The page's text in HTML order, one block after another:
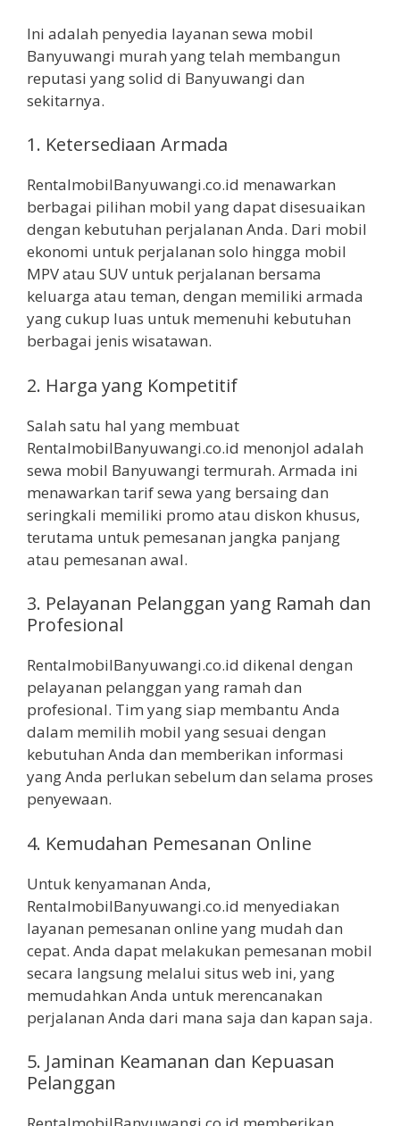
Ini adalah penyedia layanan sewa mobil
Banyuwangi murah yang telah membangun
reputasi yang solid di Banyuwangi dan
sekitarnya.
1. Ketersediaan Armada
RentalmobilBanyuwangi.co.id menawarkan
berbagai pilihan mobil yang dapat disesuaikan
dengan kebutuhan perjalanan Anda. Dari mobil
ekonomi untuk perjalanan solo hingga mobil
MPV atau SUV untuk perjalanan bersama
keluarga atau teman, dengan memiliki armada
yang cukup luas untuk memenuhi kebutuhan
berbagai jenis wisatawan.
2. Harga yang Kompetitif
Salah satu hal yang membuat
RentalmobilBanyuwangi.co.id menonjol adalah
sewa mobil Banyuwangi termurah. Armada ini
menawarkan tarif sewa yang bersaing dan
seringkali memiliki promo atau diskon khusus,
terutama untuk pemesanan jangka panjang
atau pemesanan awal.
3. Pelayanan Pelanggan yang Ramah dan
Profesional
RentalmobilBanyuwangi.co.id dikenal dengan
pelayanan pelanggan yang ramah dan
profesional. Tim yang siap membantu Anda
dalam memilih mobil yang sesuai dengan
kebutuhan Anda dan memberikan informasi
yang Anda perlukan sebelum dan selama proses
penyewaan.
4. Kemudahan Pemesanan Online
Untuk kenyamanan Anda,
RentalmobilBanyuwangi.co.id menyediakan
layanan pemesanan online yang mudah dan
cepat. Anda dapat melakukan pemesanan mobil
secara langsung melalui situs web ini, yang
memudahkan Anda untuk merencanakan
perjalanan Anda dari mana saja dan kapan saja.
5. Jaminan Keamanan dan Kepuasan
Pelanggan